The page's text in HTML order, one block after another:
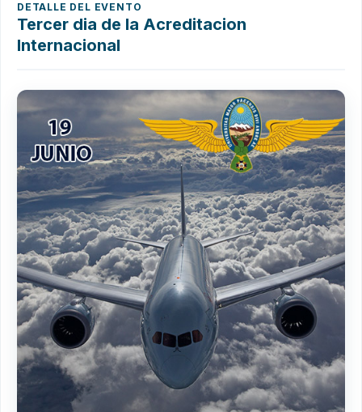
DETALLE DEL EVENTO
Tercer dia de la Acreditacion
Internacional